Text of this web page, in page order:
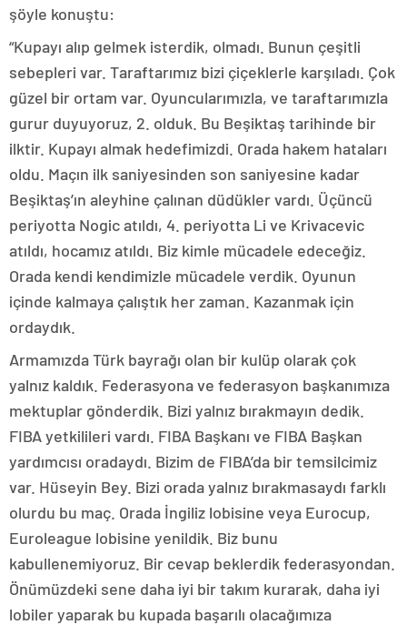
şöyle konuştu:
“Kupayı alıp gelmek isterdik, olmadı. Bunun çeşitli
sebepleri var. Taraftarımız bizi çiçeklerle karşıladı. Çok
güzel bir ortam var. Oyuncularımızla, ve taraftarımızla
gurur duyuyoruz, 2. olduk. Bu Beşiktaş tarihinde bir
ilktir. Kupayı almak hedefimizdi. Orada hakem hataları
oldu. Maçın ilk saniyesinden son saniyesine kadar
Beşiktaş’ın aleyhine çalınan düdükler vardı. Üçüncü
periyotta Nogic atıldı, 4. periyotta Li ve Krivacevic
atıldı, hocamız atıldı. Biz kimle mücadele edeceğiz.
Orada kendi kendimizle mücadele verdik. Oyunun
içinde kalmaya çalıştık her zaman. Kazanmak için
ordaydık.
Armamızda Türk bayrağı olan bir kulüp olarak çok
yalnız kaldık. Federasyona ve federasyon başkanımıza
mektuplar gönderdik. Bizi yalnız bırakmayın dedik.
FIBA yetkilileri vardı. FIBA Başkanı ve FIBA Başkan
yardımcısı oradaydı. Bizim de FIBA’da bir temsilcimiz
var. Hüseyin Bey. Bizi orada yalnız bırakmasaydı farklı
olurdu bu maç. Orada İngiliz lobisine veya Eurocup,
Euroleague lobisine yenildik. Biz bunu
kabullenemiyoruz. Bir cevap beklerdik federasyondan.
Önümüzdeki sene daha iyi bir takım kurarak, daha iyi
lobiler yaparak bu kupada başarılı olacağımıza